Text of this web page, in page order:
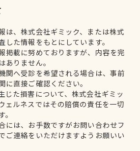
は、株式会社ギミック、または株式
した情報をもとにしています。
掲載に努めておりますが、内容を完
ありません。
関へ受診を希望される場合は、事前
に直接ご確認ください。
じた損害について、株式会社ギミッ
ェルネスではその賠償の責任を一切
には、お手数ですがお問い合わせフ
ご連絡をいただけますようお願いい